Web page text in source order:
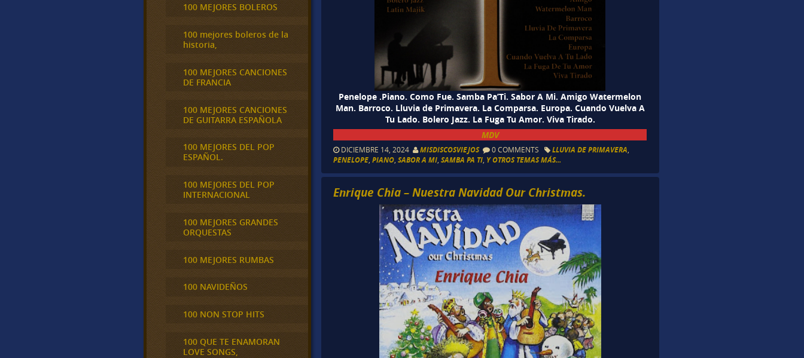
Penelope .Piano. Como Fue. Samba Pa’Ti. Sabor A Mi. Amigo Watermelon
Man. Barroco. Lluvia de Primavera. La Comparsa. Europa. Cuando Vuelva A
Tu Lado. Bolero Jazz. La Fuga Tu Amor. Viva Tirado.
MDV
DICIEMBRE 14, 2024 MISDISCOSVIEJOS 0 COMMENTS LLUVIA DE PRIMAVERA
PENELOPE ,PIANO ,SABOR A MI ,SAMBA PA TI Y OTROS TEMAS MÁS...
Enrique Chia – Nuestra Navidad Our Christmas.
100 MEJORES BOLEROS
100 mejores boleros de la
historia,
100 MEJORES CANCIONES
DE FRANCIA
100 MEJORES CANCIONES
DE GUITARRA ESPAÑOLA
100 MEJORES DEL POP
ESPAÑOL.
100 MEJORES DEL POP
INTERNACIONAL
100 MEJORES GRANDES
ORQUESTAS
100 MEJORES RUMBAS
100 NAVIDEÑOS
100 NON STOP HITS
100 QUE TE ENAMORAN
LOVE SONGS,